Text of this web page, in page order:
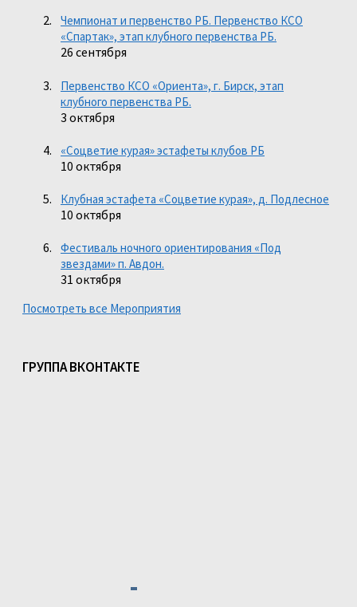
Чемпионат и первенство РБ. Первенство КСО
«Спартак», этап клубного первенства РБ.
26 сентября
Первенство КСО «Ориента», г. Бирск, этап
клубного первенства РБ.
3 октября
«Соцветие курая» эстафеты клубов РБ
10 октября
Клубная эстафета «Соцветие курая», д. Подлесное
10 октября
Фестиваль ночного ориентирования «Под
звездами» п. Авдон.
31 октября
Посмотреть все Мероприятия
ГРУППА ВКОНТАКТЕ